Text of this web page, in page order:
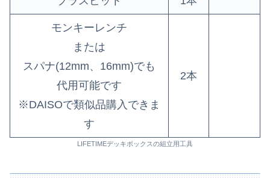
モンキーレンチ
または
スパナ(12mm、16mm)でも
代用可能です
※DAISOで類似品購入できま
す
2本
LIFETIMEデッキボックスの組立用工具